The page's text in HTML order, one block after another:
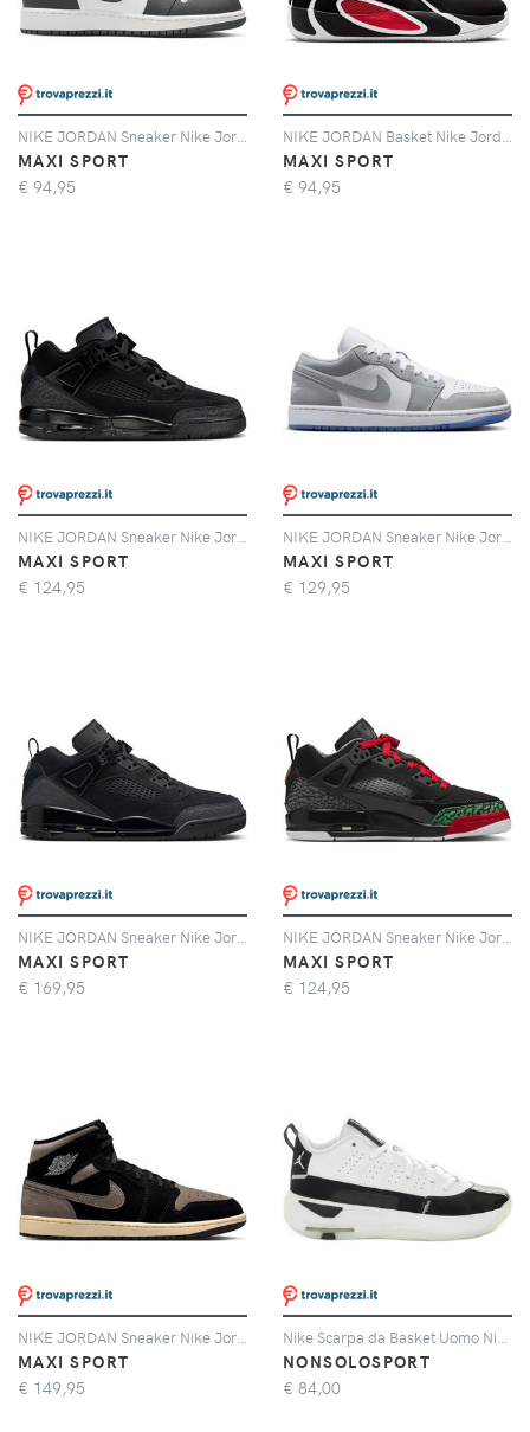
MAXI SPORT
€ 94,95
MAXI SPORT
€ 94,95
MAXI SPORT
€ 124,95
MAXI SPORT
€ 129,95
MAXI SPORT
€ 169,95
MAXI SPORT
€ 124,95
MAXI SPORT
€ 149,95
NONSOLOSPORT
€ 84,00